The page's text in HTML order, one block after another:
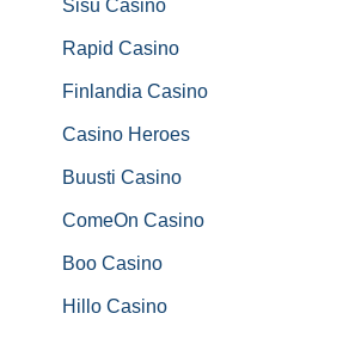
Sisu Casino
Rapid Casino
Finlandia Casino
Casino Heroes
Buusti Casino
ComeOn Casino
Boo Casino
Hillo Casino